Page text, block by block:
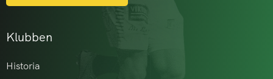
Klubben
Historia